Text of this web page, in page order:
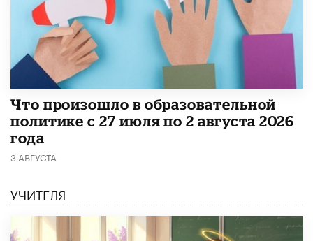
​Что произошло в образовательной
политике с 27 июля по 2 августа 2026
года
3 АВГУСТА
УЧИТЕЛЯ